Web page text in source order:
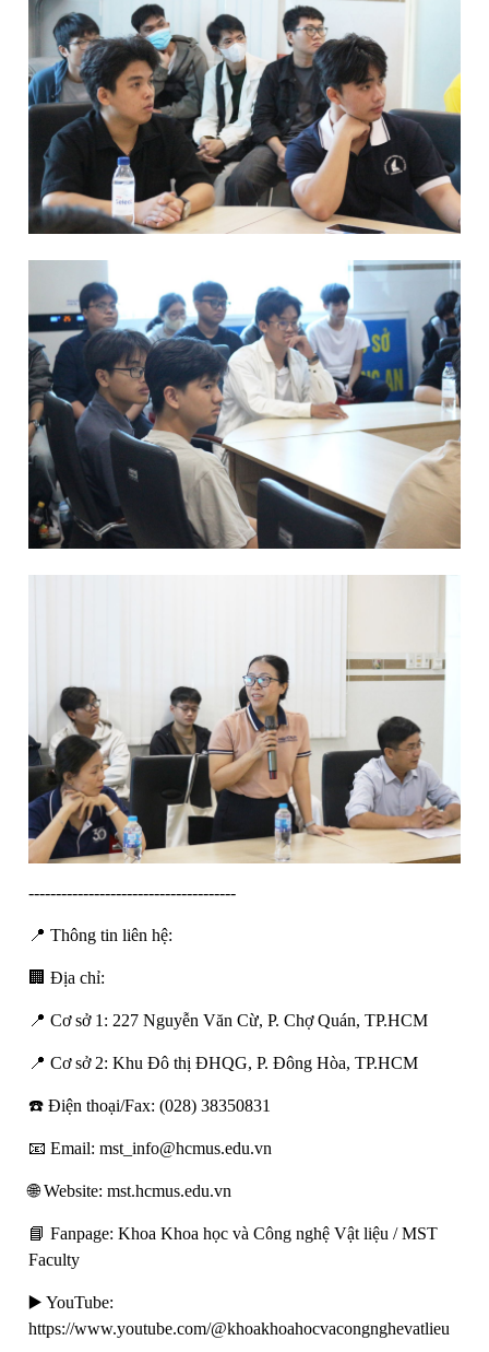
--------------------------------------
📍 Thông tin liên hệ:
🏢 Địa chỉ:
📍 Cơ sở 1: 227 Nguyễn Văn Cừ, P. Chợ Quán, TP.HCM
📍 Cơ sở 2: Khu Đô thị ĐHQG, P. Đông Hòa, TP.HCM
☎️ Điện thoại/Fax: (028) 38350831
📧 Email: mst_info@hcmus.edu.vn
🌐 Website: mst.hcmus.edu.vn
📘 Fanpage: Khoa Khoa học và Công nghệ Vật liệu / MST
Faculty
▶️ YouTube:
https://www.youtube.com/@khoakhoahocvacongnghevatlieu